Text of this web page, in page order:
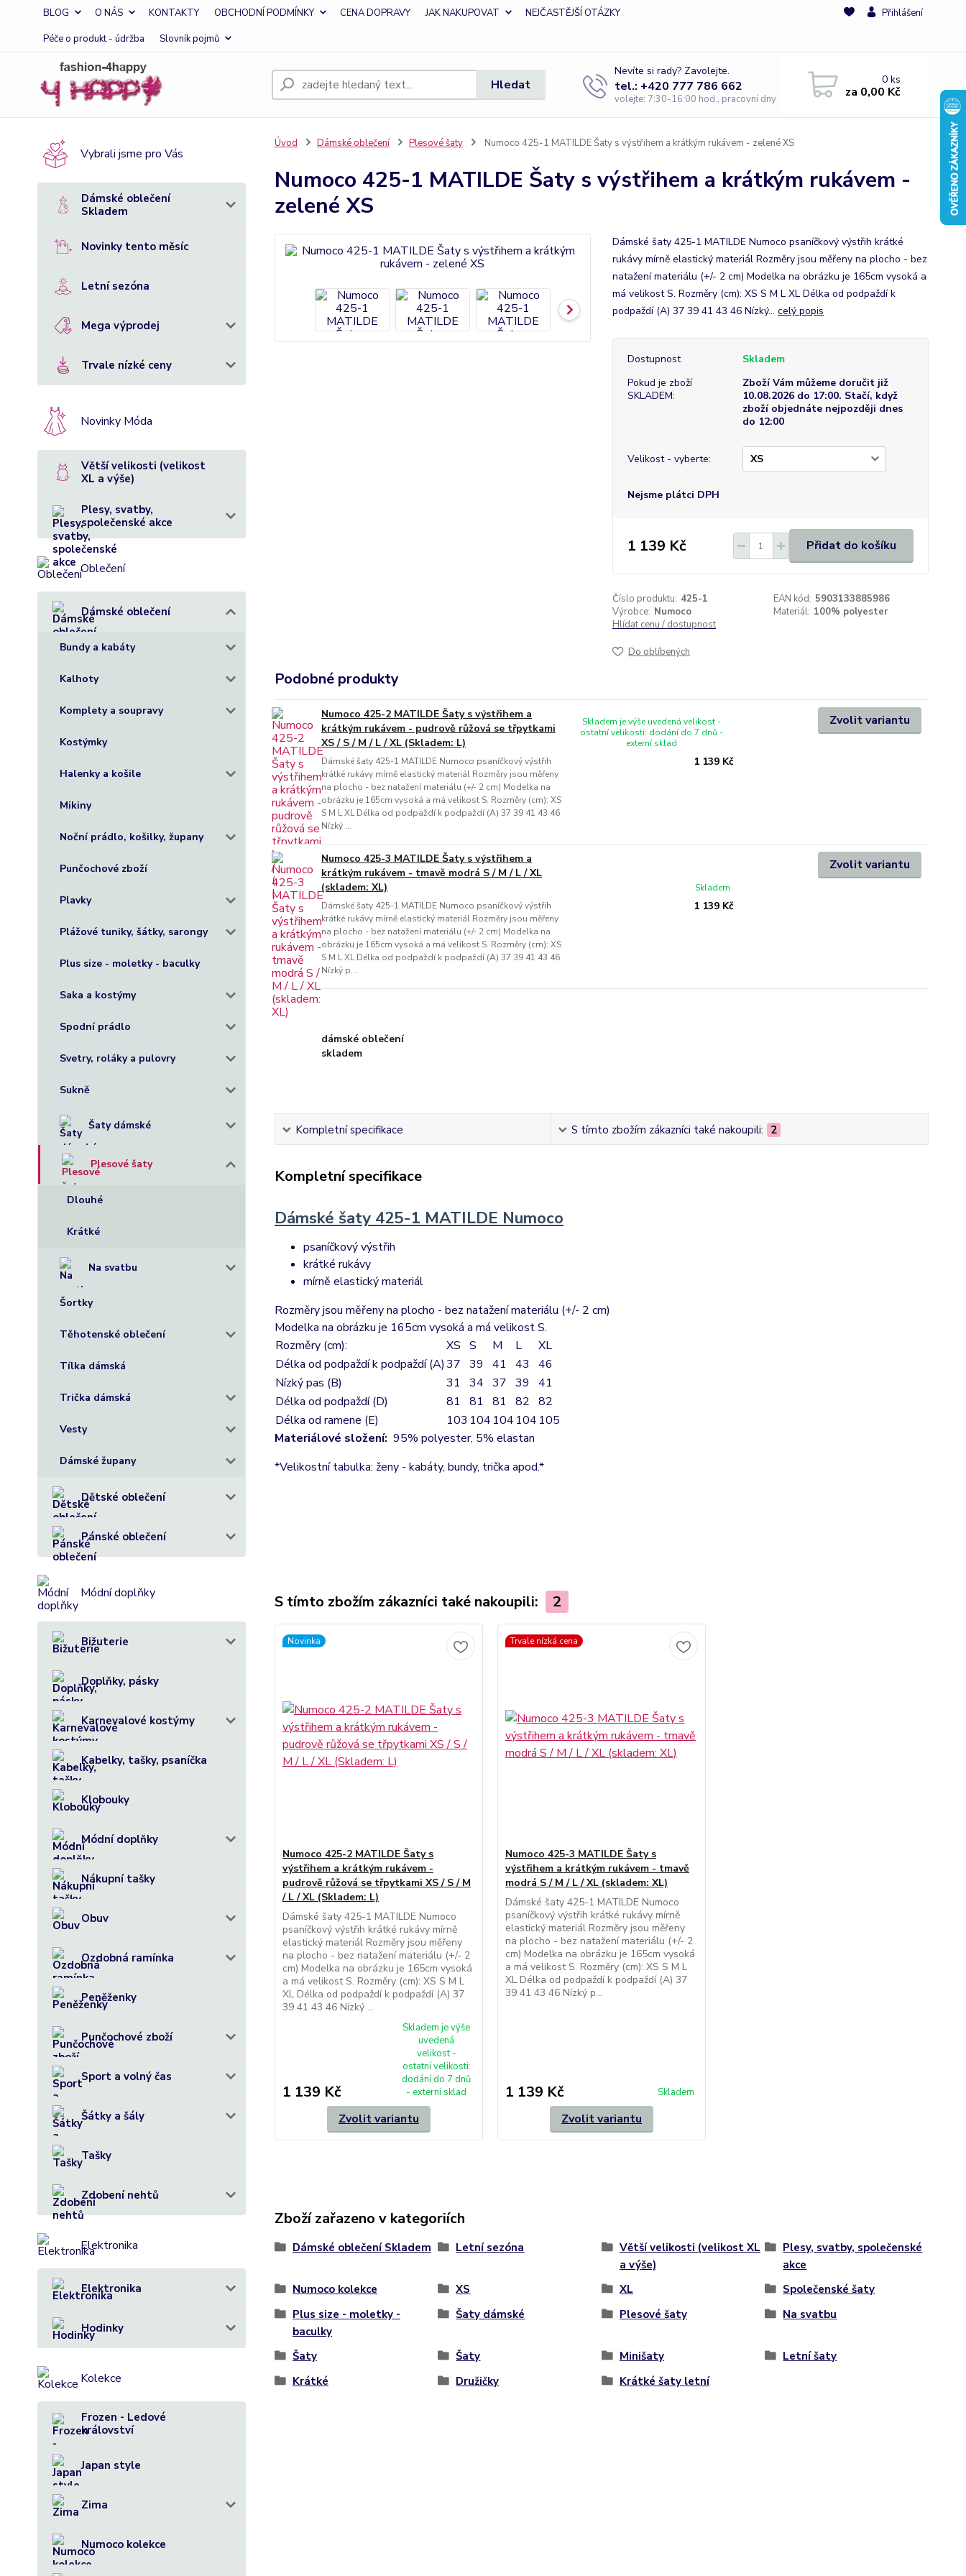
BLOG O NÁS KONTAKTY OBCHODNÍ PODMÍNKY CENA DOPRAVY JAK NAKUPOVAT
NEJČASTĚJŠÍ OTÁZKY
Péče o produkt - údržba
Slovník pojmů
Přihlášení
Hledat
Nevíte si rady? Zavolejte.
tel.: +420 777 786 662
volejte: 7:30-16:00 hod., pracovní dny
0ks
za 0,00 Kč
Vybrali jsme pro Vás
Dámské oblečení
Skladem
Novinky tento měsíc
Letní sezóna
Mega výprodej
Trvale nízké ceny
Novinky Móda
Větší velikosti (velikost
XL a výše)
Plesy, svatby,
společenské akce
Oblečení
Dámské oblečení
Bundy a kabáty
Kalhoty
Komplety a soupravy
Kostýmky
Halenky a košile
Mikiny
Noční prádlo, košilky, župany
Punčochové zboží
Plavky
Plážové tuniky, šátky, sarongy
Plus size - moletky - baculky
Saka a kostýmy
Spodní prádlo
Svetry, roláky a pulovry
Sukně
Šaty dámské
Plesové šaty
Dlouhé
Krátké
Na svatbu
Šortky
Těhotenské oblečení
Tílka dámská
Trička dámská
Vesty
Dámské župany
Dětské oblečení
Pánské oblečení
Módní doplňky
Bižuterie
Doplňky, pásky
Karnevalové kostýmy
Kabelky, tašky, psaníčka
Klobouky
Módní doplňky
Nákupní tašky
Obuv
Ozdobná ramínka
Peněženky
Punčochové zboží
Sport a volný čas
Šátky a šály
Tašky
Zdobení nehtů
Elektronika
Elektronika
Hodinky
Kolekce
Frozen - Ledové
království
Japan style
Zima
Numoco kolekce
Úvod Dámské oblečení Plesové šaty Numoco 425-1 MATILDE Šaty s výstřihem a krátkým rukávem - zelené XS
Numoco 425-1 MATILDE Šaty s výstřihem a krátkým rukávem -
zelené XS
Dámské šaty 425-1 MATILDE Numoco psaníčkový výstřih krátké
rukávy mírně elastický materiál Rozměry jsou měřeny na plocho - bez
natažení materiálu (+/- 2 cm) Modelka na obrázku je 165cm vysoká a
má velikost S. Rozměry (cm): XS S M L XL Délka od podpaždí k
podpaždí (A) 37 39 41 43 46 Nízký... celý popis
Dostupnost
Skladem
Pokud je zboží
SKLADEM:
Zboží Vám můžeme doručit již
10.08.2026 do 17:00. Stačí, když
zboží objednáte nejpozději dnes
do 12:00
Velikost - vyberte:
Nejsme plátci DPH
1 139 Kč Přidat do košíku
Číslo produktu: 425-1 EAN kód: 5903133885986
Výrobce: Numoco Materiál: 100% polyester
Hlídat cenu / dostupnost
Do oblíbených
Podobné produkty
Numoco 425-2 MATILDE Šaty s výstřihem a
krátkým rukávem - pudrově růžová se třpytkami
XS / S / M / L / XL (Skladem: L)
Dámské šaty 425-1 MATILDE Numoco psaníčkový výstřih
krátké rukávy mírně elastický materiál Rozměry jsou měřeny
na plocho - bez natažení materiálu (+/- 2 cm) Modelka na
obrázku je 165cm vysoká a má velikost S. Rozměry (cm): XS
S M L XL Délka od podpaždí k podpaždí (A) 37 39 41 43 46
Nízký ...
1 139 Kč
Skladem je výše uvedená velikost -
ostatní velikosti: dodání do 7 dnů -
externí sklad
Zvolit variantu
Numoco 425-3 MATILDE Šaty s výstřihem a
krátkým rukávem - tmavě modrá S / M / L / XL
(skladem: XL)
Dámské šaty 425-1 MATILDE Numoco psaníčkový výstřih
krátké rukávy mírně elastický materiál Rozměry jsou měřeny
na plocho - bez natažení materiálu (+/- 2 cm) Modelka na
obrázku je 165cm vysoká a má velikost S. Rozměry (cm): XS
S M L XL Délka od podpaždí k podpaždí (A) 37 39 41 43 46
Nízký p...
1 139 Kč
Skladem
Zvolit variantu
dámské oblečení
skladem
Kompletní specifikace S tímto zbožím zákazníci také nakoupili: 2
Kompletní specifikace
Dámské šaty 425-1 MATILDE Numoco
psaníčkový výstřih
krátké rukávy
mírně elastický materiál
Rozměry jsou měřeny na plocho - bez natažení materiálu (+/- 2 cm)
Modelka na obrázku je 165cm vysoká a má velikost S.
Rozměry (cm):
XS S M L
XL
Délka od podpaždí k podpaždí (A)37 39 41 43
46
Nízký pas (B)
31 34 37 39
41
Délka od podpaždí (D)
81 81 81 82 82
Délka od ramene (E)
103 104 104 104 105
Materiálové složení: 95% polyester, 5% elastan
*Velikostní tabulka: ženy - kabáty, bundy, trička apod.*
S tímto zbožím zákazníci také nakoupili: 2
Novinka
Numoco 425-2 MATILDE Šaty s
výstřihem a krátkým rukávem -
pudrově růžová se třpytkami XS / S / M
/ L / XL (Skladem: L)
Dámské šaty 425-1 MATILDE Numoco
psaníčkový výstřih krátké rukávy mírně
elastický materiál Rozměry jsou měřeny
na plocho - bez natažení materiálu (+/- 2
cm) Modelka na obrázku je 165cm vysoká
a má velikost S. Rozměry (cm): XS S M L
XL Délka od podpaždí k podpaždí (A) 37
39 41 43 46 Nízký ...
1 139 Kč
Skladem je výše
uvedená
velikost -
ostatní velikosti:
dodání do 7 dnů
- externí sklad
Zvolit variantu
Trvale nízká cena
Numoco 425-3 MATILDE Šaty s
výstřihem a krátkým rukávem - tmavě
modrá S / M / L / XL (skladem: XL)
Dámské šaty 425-1 MATILDE Numoco
psaníčkový výstřih krátké rukávy mírně
elastický materiál Rozměry jsou měřeny
na plocho - bez natažení materiálu (+/- 2
cm) Modelka na obrázku je 165cm vysoká
a má velikost S. Rozměry (cm): XS S M L
XL Délka od podpaždí k podpaždí (A) 37
39 41 43 46 Nízký p...
1 139 Kč Skladem
Zvolit variantu
Zboží zařazeno v kategoriích
Dámské oblečení Skladem Letní sezóna
Větší velikosti (velikost XL
a výše)
Plesy, svatby, společenské
akce
Numoco kolekce
XS XL
Společenské šaty
Plus size - moletky -
baculky
Šaty dámské Plesové šaty Na svatbu
Šaty Šaty Minišaty
Letní šaty
Krátké
Družičky Krátké šaty letní